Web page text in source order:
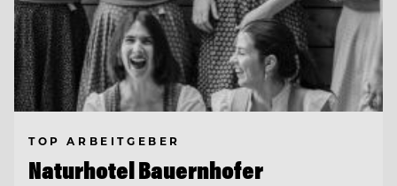
TOP ARBEITGEBER
Naturhotel Bauernhofer